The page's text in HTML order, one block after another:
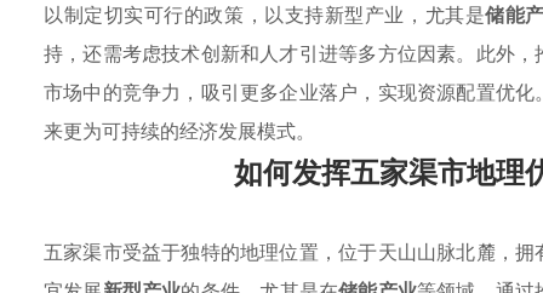
以制定切实可行的政策，以支持新型产业，尤其是储能
持，还需考虑技术创新和人才引进等多方位因素。此外
市场中的竞争力，吸引更多企业落户，实现资源配置优
来更为可持续的经济发展模式。
如何发挥五家渠市地理
五家渠市受益于独特的地理位置，位于天山山脉北麓，